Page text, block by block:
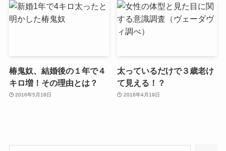
椿鬼奴、結婚後の１年で４
キロ増！その理由とは？
2016年5月18日
太っているだけで３歳老け
て見える！？
2016年4月19日